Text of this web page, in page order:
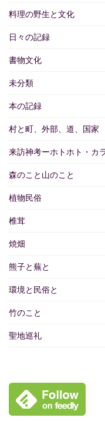
料理の野生と文化
日々の記録
書物文化
未分類
本の記録
村と町、外部、道、国家
来訪神考ーホトホト・カ
森のこと山のこと
植物民俗
椎茸
焼畑
熊子と蕪と
環境と民俗と
竹のこと
聖地巡礼